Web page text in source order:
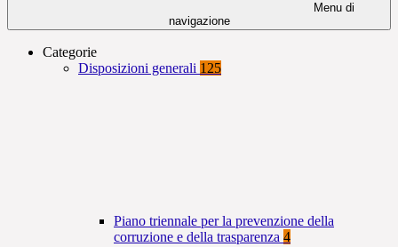
Menu di
navigazione
Categorie
Disposizioni generali 125
Piano triennale per la prevenzione della
corruzione e della trasparenza 4